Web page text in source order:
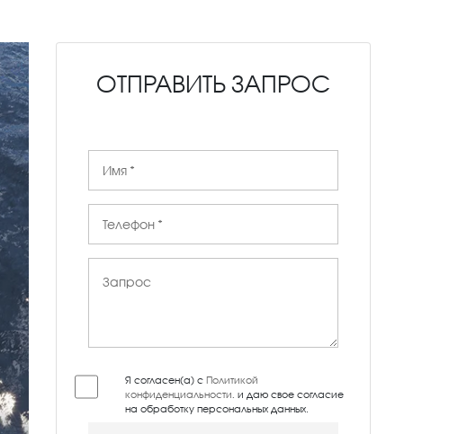
ОТПРАВИТЬ ЗАПРОС
Я согласен(а) сПолитикой
конфиденциальности , и даю свое согласие
на обработку персональных данных.